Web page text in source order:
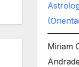
Miriam
Andrade